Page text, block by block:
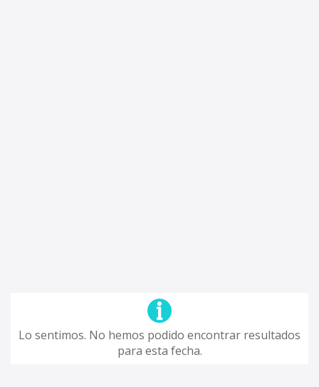
Lo sentimos. No hemos podido encontrar resultados
para esta fecha.